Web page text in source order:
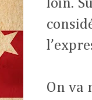
loin.
On va